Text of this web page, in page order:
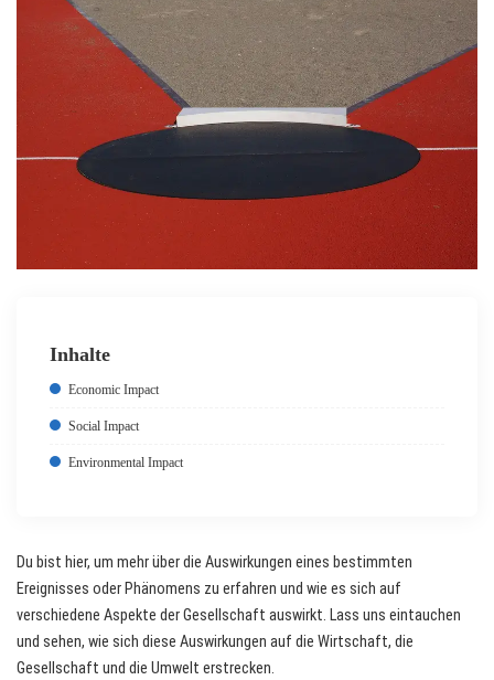
Inhalte
Economic Impact
Social Impact
Environmental Impact
Du bist hier, um mehr über die Auswirkungen eines bestimmten
Ereignisses oder Phänomens zu erfahren und wie es sich auf
verschiedene Aspekte der Gesellschaft auswirkt. Lass uns eintauchen
und sehen, wie sich diese Auswirkungen auf die Wirtschaft, die
Gesellschaft und die Umwelt erstrecken.